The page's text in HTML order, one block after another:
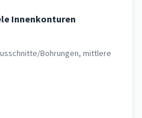
Innenkonturen
Bohrungen, mittlere